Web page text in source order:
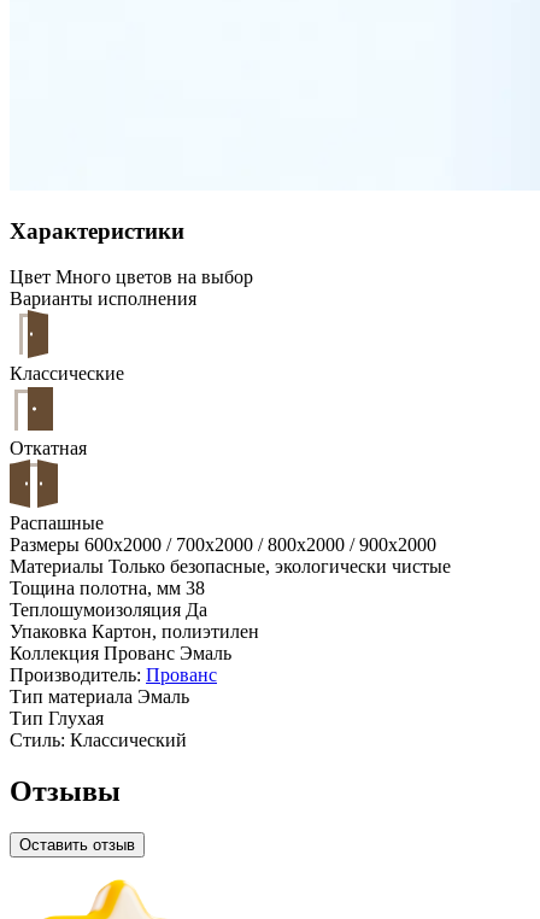
Характеристики
Цвет Много цветов на выбор
Варианты исполнения
Классические
Откатная
Распашные
Размеры 600х2000 / 700х2000 / 800х2000 / 900х2000
Материалы Только безопасные, экологически чистые
Тощина полотна, мм 38
Теплошумоизоляция Да
Упаковка Картон, полиэтилен
Коллекция Прованс Эмаль
Производитель: Прованс
Тип материала Эмаль
Тип Глухая
Стиль: Классический
Отзывы
Оставить отзыв